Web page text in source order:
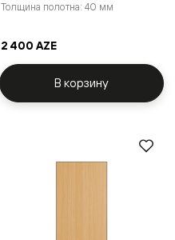
Толщина полотна: 40 мм
2 400 AZE
В корзину